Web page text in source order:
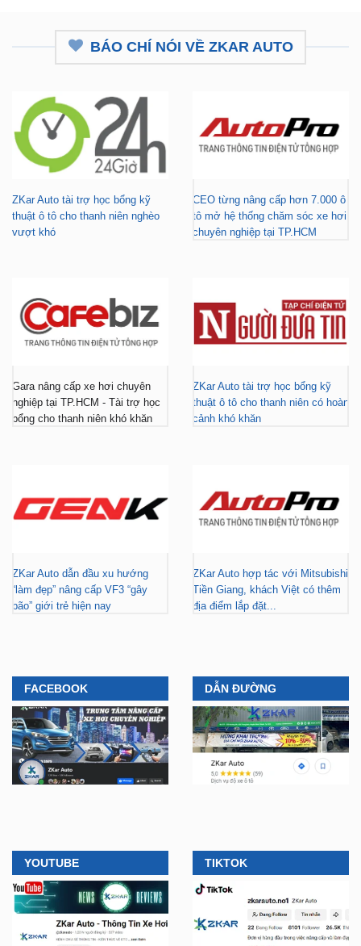
BÁO CHÍ NÓI VỀ ZKAR AUTO
ZKar Auto tài trợ học bổng kỹ
thuật ô tô cho thanh niên nghèo
vượt khó
CEO từng nâng cấp hơn 7.000 ô
tô mở hệ thống chăm sóc xe hơi
chuyên nghiệp tại TP.HCM
Gara nâng cấp xe hơi chuyên
nghiệp tại TP.HCM - Tài trợ học
bổng cho thanh niên khó khăn
ZKar Auto tài trợ học bổng kỹ
thuật ô tô cho thanh niên có hoàn
cảnh khó khăn
ZKar Auto dẫn đầu xu hướng
“làm đẹp” nâng cấp VF3 “gây
bão” giới trẻ hiện nay
ZKar Auto hợp tác với Mitsubishi
Tiền Giang, khách Việt có thêm
địa điểm lắp đặt...
FACEBOOK DẪN ĐƯỜNG
YOUTUBE TIKTOK